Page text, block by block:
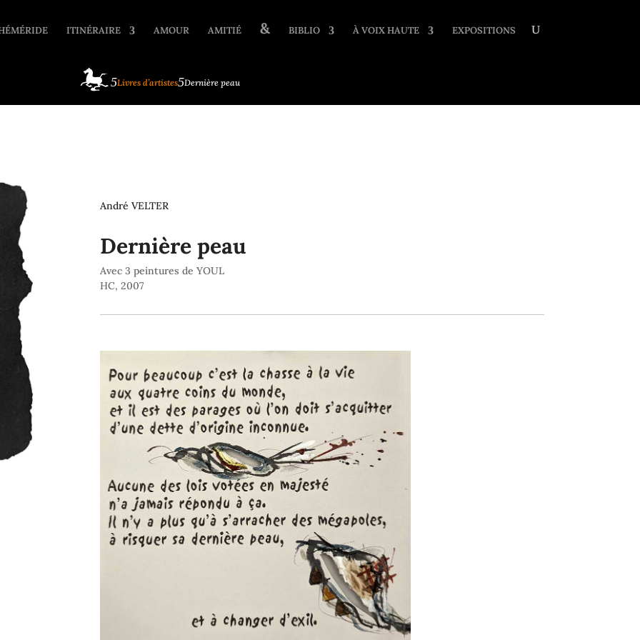
ITINÉRAIRE AMOUR AMITIÉ & BIBLIO À VOIX HAUTE EXPOSITIONS
Livres d’artistes Dernière peau
André VELTER
Dernière peau
Avec 3 peintures de YOUL
HC, 2007